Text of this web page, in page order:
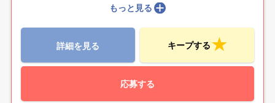
もっと見る
詳細を見る キープする
応募する